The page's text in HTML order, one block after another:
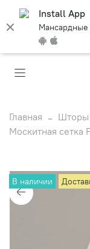
Install App
Мансардные
Главная Шторы
Москитная сетка
В наличии